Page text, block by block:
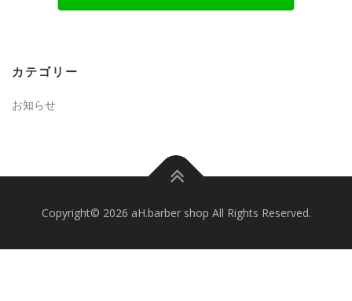
カテゴリー
お知らせ
Copyright© 2026 aH.barber shop All Rights Reserved.